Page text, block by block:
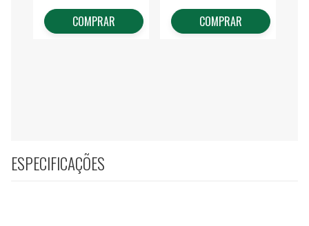
COMPRAR COMPRAR
ESPECIFICAÇÕES